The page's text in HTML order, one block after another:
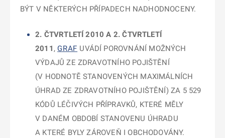
BÝT V NĚKTERÝCH PŘÍPADECH NADHODNOCENY.
2. ČTVRTLETÍ 2010 A 2. ČTVRTLETÍ
2011 , GRAF UVÁDÍ POROVNÁNÍ MOŽNÝCH
VÝDAJŮ ZE ZDRAVOTNÍHO POJIŠTĚNÍ
(V HODNOTĚ STANOVENÝCH MAXIMÁLNÍCH
ÚHRAD ZE ZDRAVOTNÍHO POJIŠTĚNÍ) ZA 5 529
KÓDŮ LÉČIVÝCH PŘÍPRAVKŮ, KTERÉ MĚLY
V DANÉM OBDOBÍ STANOVENU ÚHRADU
A KTERÉ BYLY ZÁROVEŇ I OBCHODOVÁNY.